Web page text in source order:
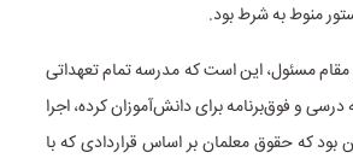
منوط به شرط بود.
مسئول، این است که مدرسه تمام تعهداتی
و فوق‌برنامه برای دانش‌آموزان کرده، اجرا
بود که حقوق معلمان بر اساس قراردادی که با